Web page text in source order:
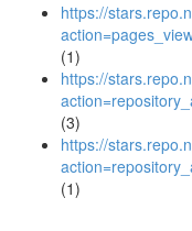
https://
(1)
https://
(3)
https://
(1)